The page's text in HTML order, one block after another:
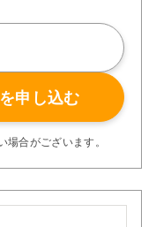
映されており、単
する」ことを目指
すべての住宅は長
取得。
れた断熱性能に
環境を実現していま
に示しています。
申し込む
合がございます。